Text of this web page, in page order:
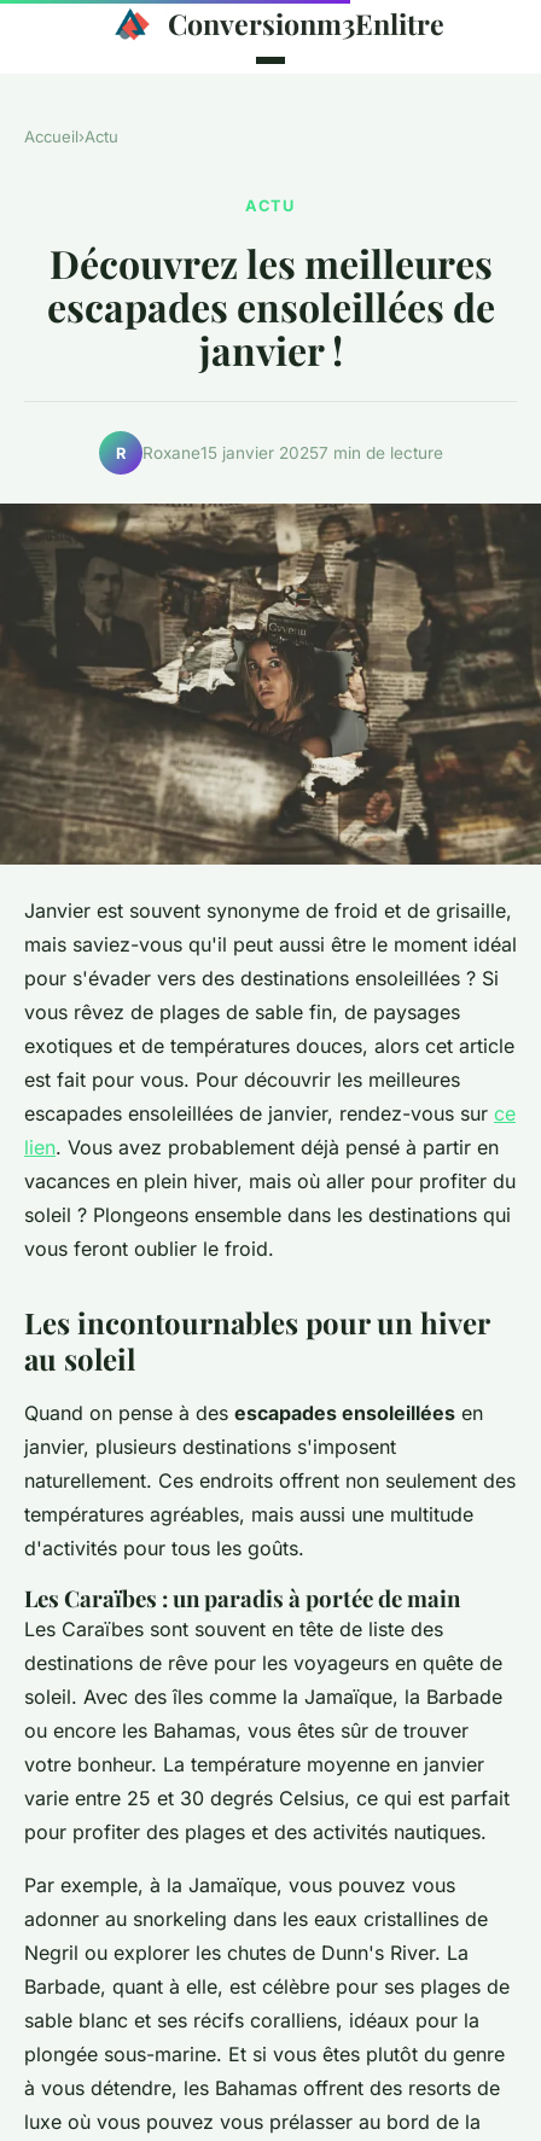
Conversionm3Enlitre
Accueil›Actu
ACTU
Découvrez les meilleures
escapades ensoleillées de
janvier !
R Roxane15 janvier 20257 min de lecture
Janvier est souvent synonyme de froid et de grisaille,
mais saviez-vous qu'il peut aussi être le moment idéal
pour s'évader vers des destinations ensoleillées ? Si
vous rêvez de plages de sable fin, de paysages
exotiques et de températures douces, alors cet article
est fait pour vous. Pour découvrir les meilleures
escapades ensoleillées de janvier, rendez-vous sur ce
lien. Vous avez probablement déjà pensé à partir en
vacances en plein hiver, mais où aller pour profiter du
soleil ? Plongeons ensemble dans les destinations qui
vous feront oublier le froid.
Les incontournables pour un hiver
au soleil
Quand on pense à des escapades ensoleillées en
janvier, plusieurs destinations s'imposent
naturellement. Ces endroits offrent non seulement des
températures agréables, mais aussi une multitude
d'activités pour tous les goûts.
Les Caraïbes : un paradis à portée de main
Les Caraïbes sont souvent en tête de liste des
destinations de rêve pour les voyageurs en quête de
soleil. Avec des îles comme la Jamaïque, la Barbade
ou encore les Bahamas, vous êtes sûr de trouver
votre bonheur. La température moyenne en janvier
varie entre 25 et 30 degrés Celsius, ce qui est parfait
pour profiter des plages et des activités nautiques.
Par exemple, à la Jamaïque, vous pouvez vous
adonner au snorkeling dans les eaux cristallines de
Negril ou explorer les chutes de Dunn's River. La
Barbade, quant à elle, est célèbre pour ses plages de
sable blanc et ses récifs coralliens, idéaux pour la
plongée sous-marine. Et si vous êtes plutôt du genre
à vous détendre, les Bahamas offrent des resorts de
luxe où vous pouvez vous prélasser au bord de la